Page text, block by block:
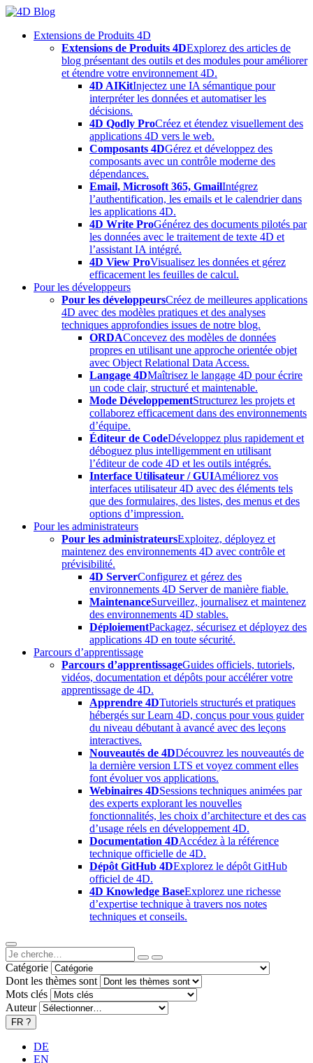
Skip
contentExtensions de Produits 4D
Extensions de Produits 4DExplorez des articles de
blog présentant des outils et des modules pour améliorer
et étendre votre environnement 4D.
4D AIKitInjectez une IA sémantique pour
interpréter les données et automatiser les
décisions.
4D Qodly ProCréez et étendez visuellement des
applications 4D vers le web.
Composants 4DGérez et développez des
composants avec un contrôle moderne des
dépendances.
Email, Microsoft 365, GmailIntégrez
l’authentification, les emails et le calendrier dans
les applications 4D.
4D Write ProGénérez des documents pilotés par
les données avec le traitement de texte 4D et
l’assistant IA intégré.
4D View ProVisualisez les données et gérez
efficacement les feuilles de calcul.
Pour les développeurs
Pour les développeursCréez de meilleures applications
4D avec des modèles pratiques et des analyses
techniques approfondies issues de notre blog.
ORDAConcevez des modèles de données
propres en utilisant une approche orientée objet
avec Object Relational Data Access.
Langage 4DMaîtrisez le langage 4D pour écrire
un code clair, structuré et maintenable.
Mode DéveloppementStructurez les projets et
collaborez efficacement dans des environnements
d’équipe.
Éditeur de CodeDéveloppez plus rapidement et
déboguez plus intelligemment en utilisant
l’éditeur de code 4D et les outils intégrés.
Interface Utilisateur / GUIAméliorez vos
interfaces utilisateur 4D avec des éléments tels
que des formulaires, des listes, des menus et des
options d’impression.
Pour les administrateurs
Pour les administrateursExploitez, déployez et
maintenez des environnements 4D avec contrôle et
prévisibilité.
4D ServerConfigurez et gérez des
environnements 4D Server de manière fiable.
MaintenanceSurveillez, journalisez et maintenez
des environnements 4D stables.
DéploiementPackagez, sécurisez et déployez des
applications 4D en toute sécurité.
Parcours d’apprentissage
Parcours d’apprentissageGuides officiels, tutoriels,
vidéos, documentation et dépôts pour accélérer votre
apprentissage de 4D.
Apprendre 4DTutoriels structurés et pratiques
hébergés sur Learn 4D, conçus pour vous guider
du niveau débutant à avancé avec des leçons
interactives.
Nouveautés de 4DDécouvrez les nouveautés de
la dernière version LTS et voyez comment elles
font évoluer vos applications.
Webinaires 4DSessions techniques animées par
des experts explorant les nouvelles
fonctionnalités, les choix d’architecture et des cas
d’usage réels en développement 4D.
Documentation 4DAccédez à la référence
technique officielle de 4D.
Dépôt GitHub 4DExplorez le dépôt GitHub
officiel de 4D.
4D Knowledge BaseExplorez une richesse
d’expertise technique à travers nos notes
techniques et conseils.
Catégorie
Dont les thèmes sont
Mots clés
Auteur
FR ?
DE
EN